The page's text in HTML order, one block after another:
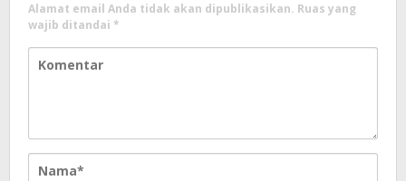
Alamat email Anda tidak akan dipublikasikan. Ruas yang
wajib ditandai *